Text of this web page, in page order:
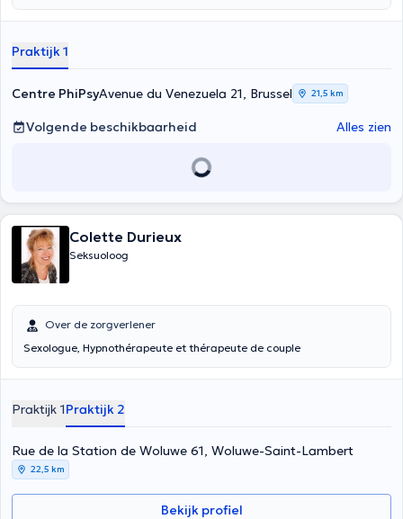
Les consultations sont confidentielles et peuvent avoir lieu
retrouver un certain épanouissement dans sa vie relationnelle,
affective, amoureuse et sexuelle. Les difficultés peuvent survenir à
tout moment de la vie et peuvent peuvent être de l’ordre de : - Le
manque de désir - Difficultés à prendre du plaisir - Difficultés à
atteindre l'orgasme - Douleurs pendant les rapports sexuels -
Problèmes d'érection - Problèmes d'image corporelle et d'estime de
également aborder des préoccupations générales telles que
Praktijk 1
Centre PhiPsyAvenue du Venezuela 21, Brussel 21,5 km
Volgende beschikbaarheid Alles zien
Colette Durieux
Seksuoloog
Over de zorgverlener
Sexologue, Hypnothérapeute et thérapeute de couple
Praktijk 1Praktijk 2
Rue de la Station de Woluwe 61, Woluwe-Saint-Lambert
22,5 km
Bekijk profiel